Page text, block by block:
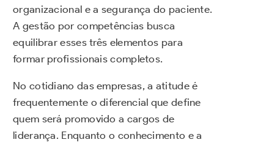
organizacional e a segurança do paciente.
A gestão por competências busca
equilibrar esses três elementos para
formar profissionais completos.
No cotidiano das empresas, a atitude é
frequentemente o diferencial que define
quem será promovido a cargos de
liderança. Enquanto o conhecimento e a